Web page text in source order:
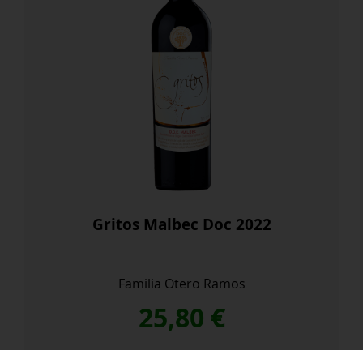
Gritos Malbec Doc 2022
Familia Otero Ramos
25,80 €